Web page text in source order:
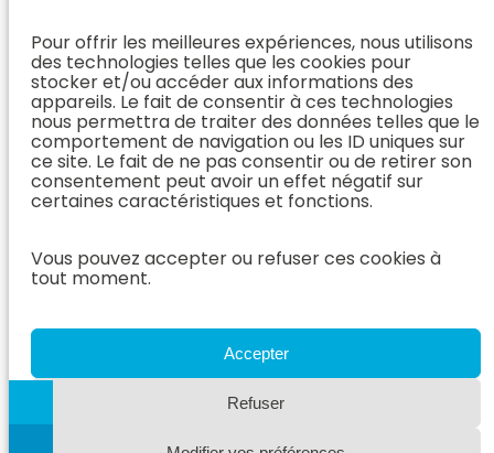
Pour offrir les meilleures expériences, nous utilisons
des technologies telles que les cookies pour
stocker et/ou accéder aux informations des
appareils. Le fait de consentir à ces technologies
nous permettra de traiter des données telles que le
comportement de navigation ou les ID uniques sur
ce site. Le fait de ne pas consentir ou de retirer son
consentement peut avoir un effet négatif sur
certaines caractéristiques et fonctions.
Vous pouvez accepter ou refuser ces cookies à
tout moment.
Accepter
Refuser
Prendre
rendez-vous
Après mon
rendez-vous
Espace
Vétérinaire
cas
Nous rejoindre
AzurVet
(Chirurgie &
Orthopédie)
Dentisterie &
ORL
L’Équipe
Dentisterie &
ORL
(Dentisterie &
ORL)
L’Équipe
Hospitalisation
En Savoir Plus
(Hospitalisation)
Médecine
Interne
En Savoir
Plus
(Médecine
Interne)
Neurologie
Neurologie
(Neurologie)